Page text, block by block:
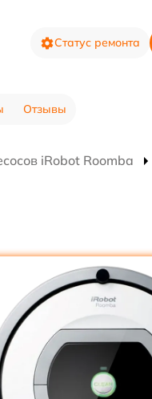
Статус ремонта
Отзывы
iRobot Roomba